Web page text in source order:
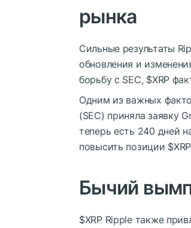
рынка
Сильные результаты
обновления и
борьбу с SEC, $XRP
Одним из важных
(SEC) приняла заявку
теперь есть 240 дней
повысить позиции $XRP
Бычий
$XRPRipple также